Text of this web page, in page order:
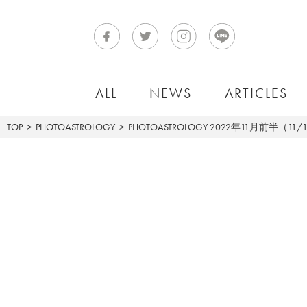
ALL NEWS ARTICLES
TOP PHOTOASTROLOGY PHOTOASTROLOGY 2022年11月前半（11/